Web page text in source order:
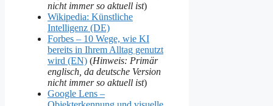
nicht immer so aktuell ist)
Wikipedia: Künstliche
Intelligenz (DE)
Forbes – 10 Wege, wie KI
bereits in Ihrem Alltag genutzt
wird (EN) (Hinweis: Primär
englisch, da deutsche Version
nicht immer so aktuell ist)
Google Lens –